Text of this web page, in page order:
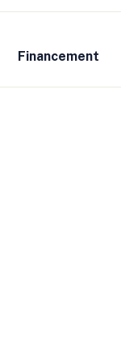
Financement